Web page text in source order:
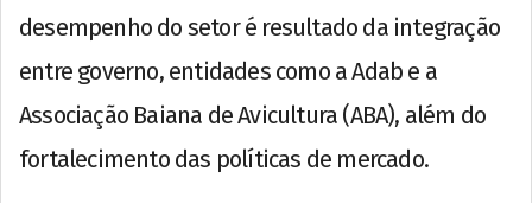
desempenho do setor é resultado da integração
entre governo, entidades como a Adab e a
Associação Baiana de Avicultura (ABA), além do
fortalecimento das políticas de mercado.